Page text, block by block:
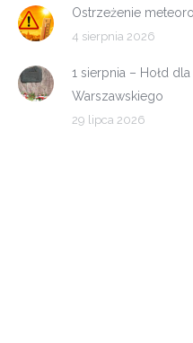
Ostrzeżenie
4 sierpnia 2026
1 sierpnia – Hołd
Warszawskiego
29 lipca 2026